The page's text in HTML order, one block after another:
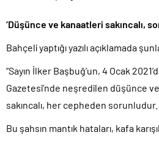
Merkez Bankası’ndan Kripto Varlık
CHP’den AK Parti’ye geçen Tuzla
açıklama..
Efsane Başkan Aziz Yıldırım’dan
gündemden düşmüyor!.
‘Düşünce ve kanaatleri sakıncalı,
Bahçeli yaptığı yazılı açıklamada
“Sayın İlker Başbuğ’un, 4 Ocak
Gazetesi’nde neşredilen düşünce
sakıncalı, her cepheden sorunludur.
Bu şahsın mantık hataları, kafa